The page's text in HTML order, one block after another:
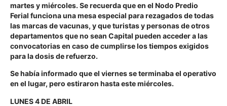
martes y miércoles. Se recuerda que en el Nodo Predio
Ferial funciona una mesa especial para rezagados de todas
las marcas de vacunas, y que turistas y personas de otros
departamentos que no sean Capital pueden acceder a las
convocatorias en caso de cumplirse los tiempos exigidos
para la dosis de refuerzo.
Se había informado que el viernes se terminaba el operativo
en el lugar, pero estiraron hasta este miércoles.
LUNES 4 DE ABRIL